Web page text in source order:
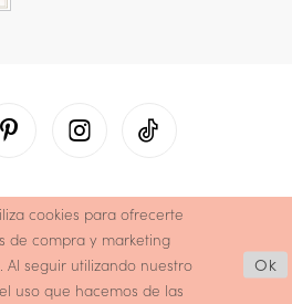
cookies para ofrecerte
de compra y marketing
Al seguir utilizando nuestro
uso que hacemos de las
Ok